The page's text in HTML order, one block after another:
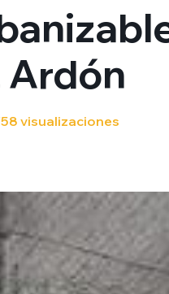
Ardón
58 visualizaciones